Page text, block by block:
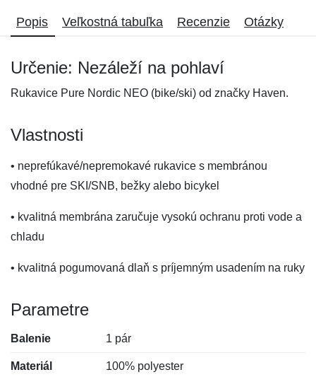
Popis Veľkostná tabuľka Recenzie Otázky
Určenie: Nezáleží na pohlaví
Rukavice Pure Nordic NEO (bike/ski) od značky Haven.
Vlastnosti
• neprefúkavé/nepremokavé rukavice s membránou
vhodné pre SKI/SNB, bežky alebo bicykel
• kvalitná membrána zaručuje vysokú ochranu proti vode a
chladu
• kvalitná pogumovaná dlaň s príjemným usadením na ruky
Parametre
Balenie 1 pár
Materiál 100% polyester